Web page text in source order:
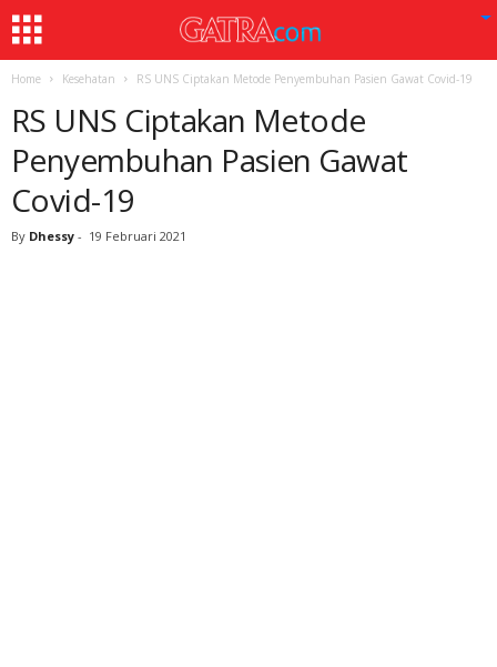
Home Kesehatan RS UNS Ciptakan Metode Penyembuhan Pasien Gawat Covid-19
RS UNS Ciptakan Metode
Penyembuhan Pasien Gawat
Covid-19
By Dhessy - 19 Februari 2021